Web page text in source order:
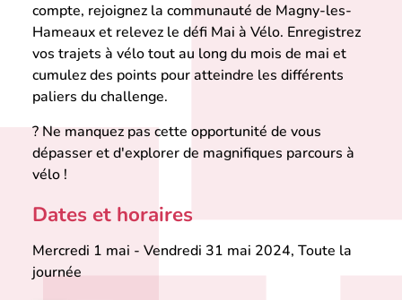
compte, rejoignez la communauté de Magny-les-
Hameaux et relevez le défi Mai à Vélo. Enregistrez
vos trajets à vélo tout au long du mois de mai et
cumulez des points pour atteindre les différents
paliers du challenge.
? Ne manquez pas cette opportunité de vous
dépasser et d'explorer de magnifiques parcours à
vélo !
Dates et horaires
Mercredi 1 mai - Vendredi 31 mai 2024, Toute la
journée